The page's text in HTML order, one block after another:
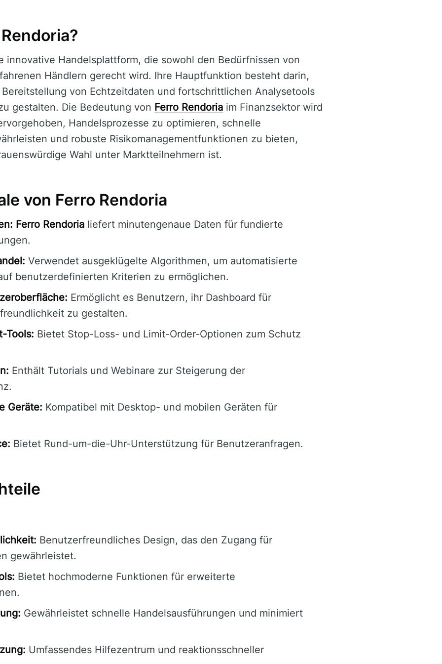
innovative Handelsplattform, die sowohl den Bedürfnissen von
Händlern gerecht wird. Ihre Hauptfunktion besteht darin,
von Echtzeitdaten und fortschrittlichen Analysetools
gestalten. Die Bedeutung von Ferro Rendoria im Finanzsektor wird
Handelsprozesse zu optimieren, schnelle
und robuste Risikomanagementfunktionen zu bieten,
Wahl unter Marktteilnehmern ist.
von Ferro Rendoria
Ferro Rendoria liefert minutengenaue Daten für fundierte
Verwendet ausgeklügelte Algorithmen, um automatisierte
benutzerdefinierten Kriterien zu ermöglichen.
Ermöglicht es Benutzern, ihr Dashboard für
zu gestalten.
Tools: Bietet Stop-Loss- und Limit-Order-Optionen zum Schutz
Enthält Tutorials und Webinare zur Steigerung der
Geräte: Kompatibel mit Desktop- und mobilen Geräten für
Bietet Rund-um-die-Uhr-Unterstützung für Benutzeranfragen.
Benutzerfreundliches Design, das den Zugang für
gewährleistet.
Bietet hochmoderne Funktionen für erweiterte
Gewährleistet schnelle Handelsausführungen und minimiert
Umfassendes Hilfezentrum und reaktionsschneller